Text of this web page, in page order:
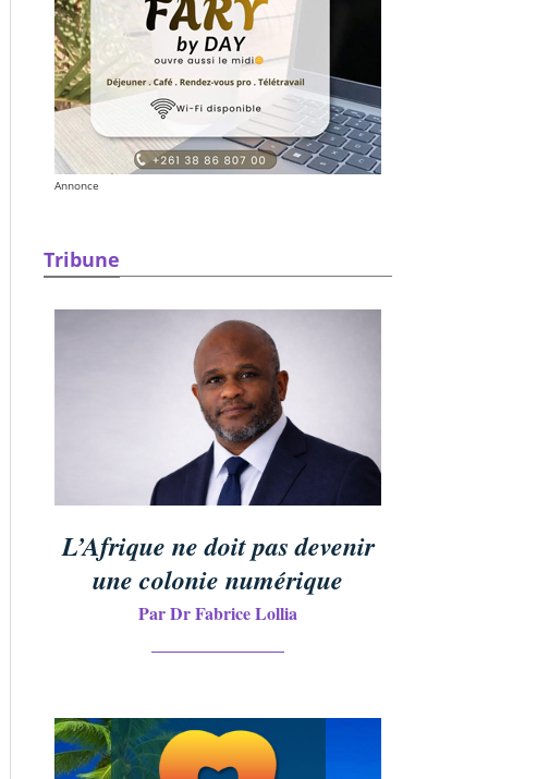
Annonce
Tribune
L’Afrique ne doit pas devenir
une colonie numérique
Par Dr Fabrice Lollia